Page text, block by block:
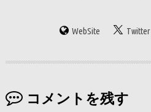
WebSite Twitter
コメントを残す